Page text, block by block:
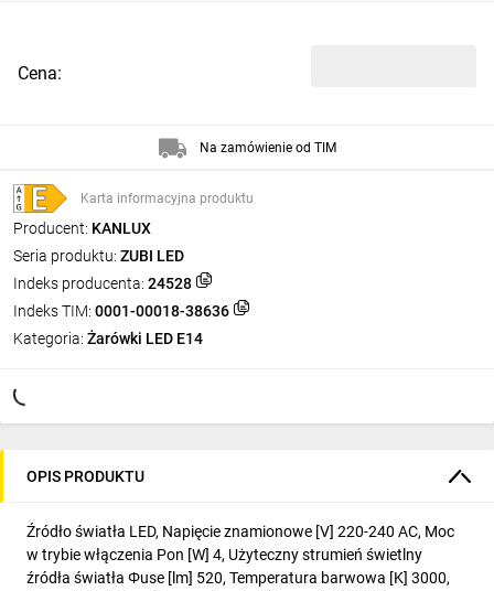
Karta informacyjna produktu
Producent: KANLUX
Seria produktu: ZUBI LED
Indeks producenta: 24528
Indeks TIM: 0001-00018-38636
Kategoria: Żarówki LED E14
Cena:
Na zamówienie od TIM
OPIS PRODUKTU
Źródło światła LED, Napięcie znamionowe [V] 220-240 AC, Moc
w trybie włączenia Pon [W] 4, Użyteczny strumień świetlny
źródła światła Φuse [lm] 520, Temperatura barwowa [K] 3000,